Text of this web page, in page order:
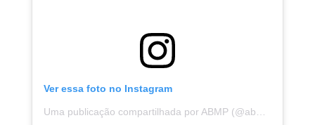
Ver essa foto no Instagram
Uma publicação compartilhada por ABMP (@abmpbahia)